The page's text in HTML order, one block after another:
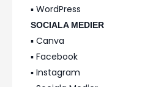
▪️ WordPress
SOCIALA MEDIER
▪️ Canva
▪️ Facebook
▪️ Instagram